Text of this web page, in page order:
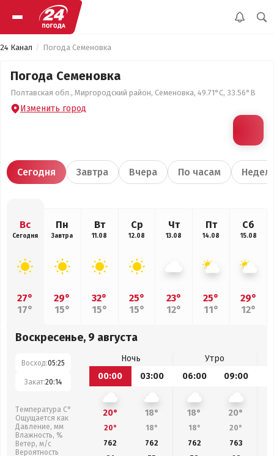
24 Канал Погода Семеновка
Погода Семеновка
Полтавская обл., Миргородский район, Семеновка, 49.71°С, 33.56°В
Изменить город
Сегодня Завтра Вчера По часам
Вс
Сегодня
27°
17°
Пн
Завтра
29°
15°
Вт
11.08
32°
15°
Ср
12.08
25°
15°
Чт
13.08
23°
12°
Пт
14.08
25°
11°
Сб
15.08
29°
12°
Воскресенье, 9 августа
Восход:05:25
Закат:20:14
Температура С°
Ощущается как
Давление, мм
Влажность, %
Ветер, м/с
Вероятность
Ночь
Утро
00:00
03:00 06:00 09:00
20° 18° 18° 20°
20° 18° 18° 20°
762
762 762 763